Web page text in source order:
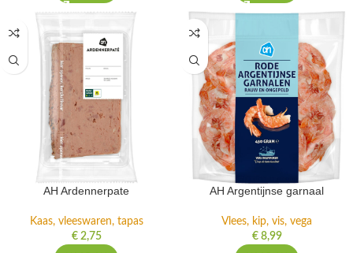
AH Ardennerpate
Kaas, vleeswaren, tapas
€2,75
AH Argentijnse garnaal
Vlees, kip, vis, vega
€8,99